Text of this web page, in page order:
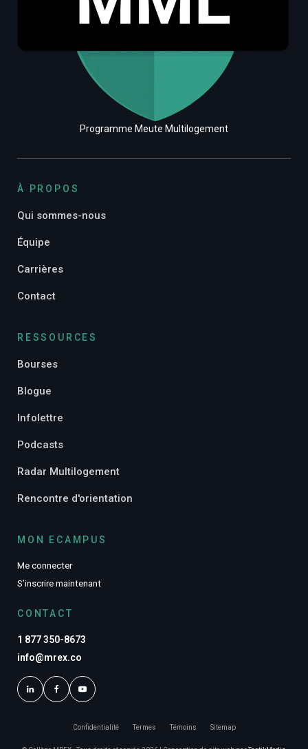
Programme Meute Multilogement
À PROPOS
Qui sommes-nous
Équipe
Carrières
Contact
RESSOURCES
Bourses
Blogue
Infolettre
Podcasts
Radar Multilogement
Rencontre d'orientation
MON ECAMPUS
Me connecter
S’inscrire maintenant
CONTACT
1 877 350-8673
info@mrex.co
Confidentialité Termes Témoins Sitemap